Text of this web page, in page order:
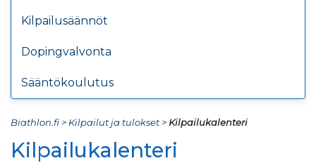
Kilpailusäännöt
Dopingvalvonta
Sääntökoulutus
Biathlon.fi> Kilpailut ja tulokset> Kilpailukalenteri
Kilpailukalenteri